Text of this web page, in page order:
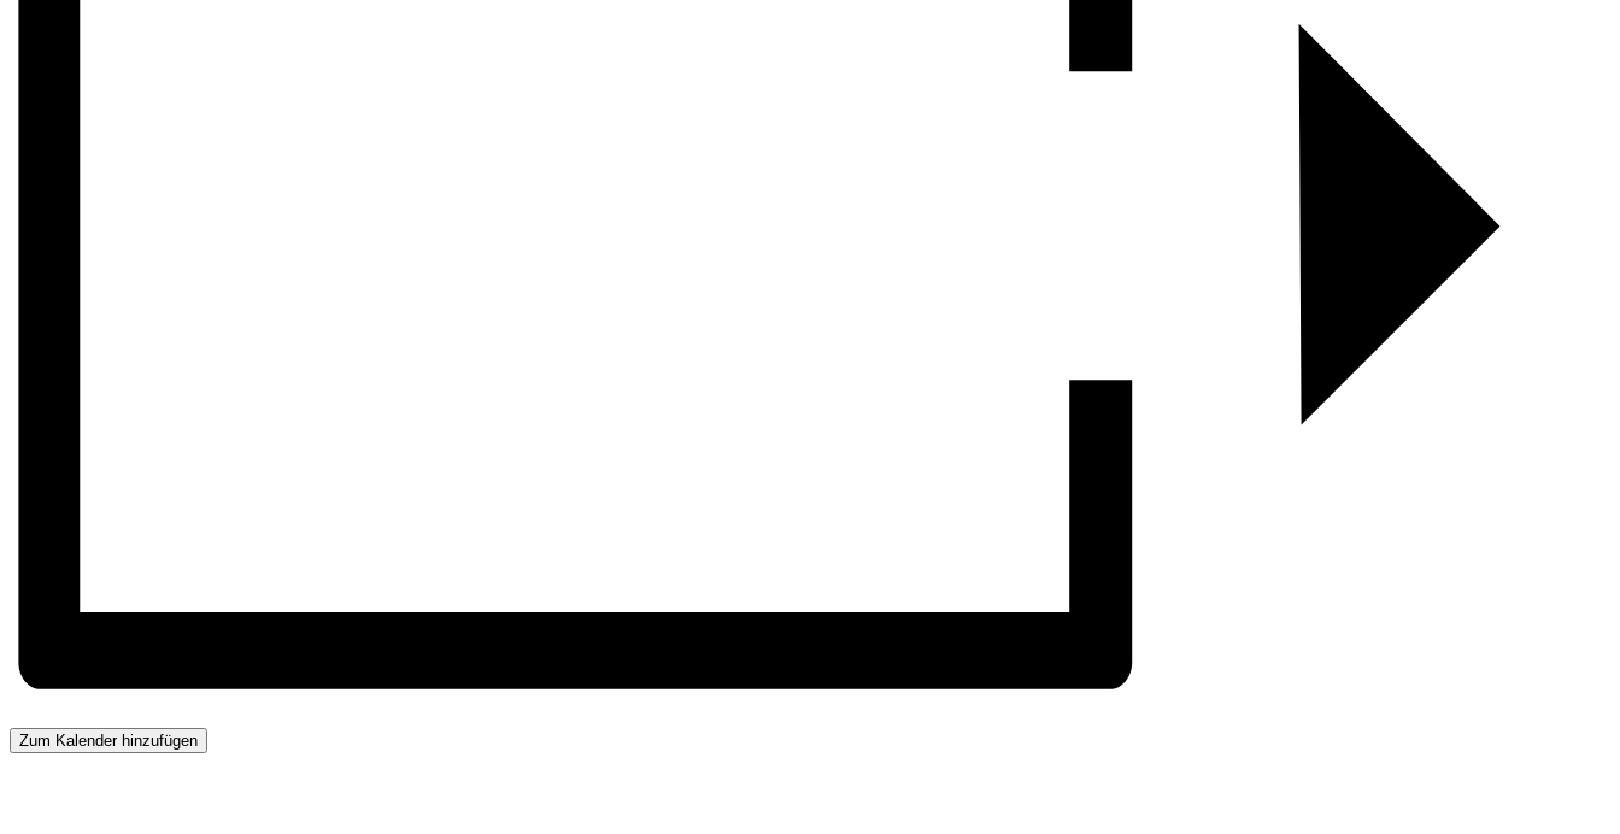
Zum Kalender hinzufügen